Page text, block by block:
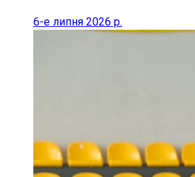
6-е липня 2026 р.